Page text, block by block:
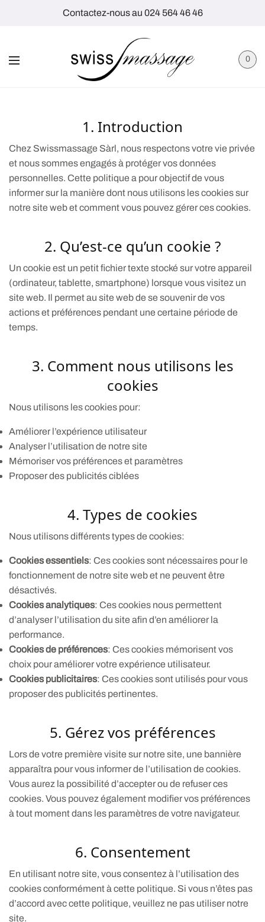
Contactez-nous au 024 564 46 46
0
1. Introduction
Chez Swissmassage Sàrl, nous respectons votre vie privée
et nous sommes engagés à protéger vos données
personnelles. Cette politique a pour objectif de vous
informer sur la manière dont nous utilisons les cookies sur
notre site web et comment vous pouvez gérer ces cookies.
2. Qu’est-ce qu’un cookie ?
Un cookie est un petit fichier texte stocké sur votre appareil
(ordinateur, tablette, smartphone) lorsque vous visitez un
site web. Il permet au site web de se souvenir de vos
actions et préférences pendant une certaine période de
temps.
3. Comment nous utilisons les
cookies
Nous utilisons les cookies pour:
Améliorer l’expérience utilisateur
Analyser l’utilisation de notre site
Mémoriser vos préférences et paramètres
Proposer des publicités ciblées
4. Types de cookies
Nous utilisons différents types de cookies:
Cookies essentiels: Ces cookies sont nécessaires pour le
fonctionnement de notre site web et ne peuvent être
désactivés.
Cookies analytiques: Ces cookies nous permettent
d’analyser l’utilisation du site afin d’en améliorer la
performance.
Cookies de préférences: Ces cookies mémorisent vos
choix pour améliorer votre expérience utilisateur.
Cookies publicitaires: Ces cookies sont utilisés pour vous
proposer des publicités pertinentes.
5. Gérez vos préférences
Lors de votre première visite sur notre site, une bannière
apparaîtra pour vous informer de l’utilisation de cookies.
Vous aurez la possibilité d’accepter ou de refuser ces
cookies. Vous pouvez également modifier vos préférences
à tout moment dans les paramètres de votre navigateur.
6. Consentement
En utilisant notre site, vous consentez à l’utilisation des
cookies conformément à cette politique. Si vous n’êtes pas
d’accord avec cette politique, veuillez ne pas utiliser notre
site.